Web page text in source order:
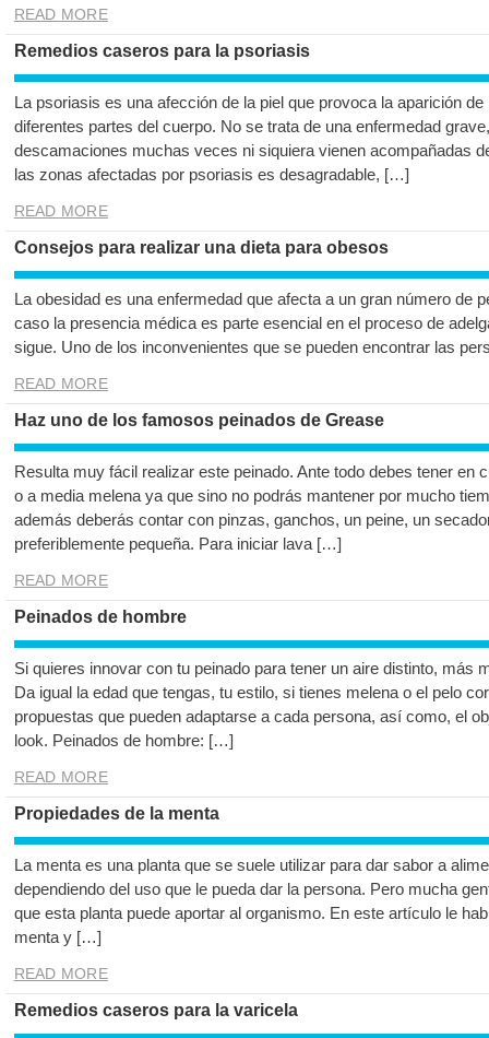
READ MORE
Remedios caseros para la psoriasis
La psoriasis es una afección de la piel que provoca la aparición
diferentes partes del cuerpo. No se trata de una enfermedad
descamaciones muchas veces ni siquiera vienen acompañadas
las zonas afectadas por psoriasis es desagradable, […]
READ MORE
Consejos para realizar una dieta para obesos
La obesidad es una enfermedad que afecta a un gran número de
caso la presencia médica es parte esencial en el proceso de
sigue. Uno de los inconvenientes que se pueden encontrar las
READ MORE
Haz uno de los famosos peinados de Grease
Resulta muy fácil realizar este peinado. Ante todo debes tener en
o a media melena ya que sino no podrás mantener por mucho
además deberás contar con pinzas, ganchos, un peine, un
preferiblemente pequeña. Para iniciar lava […]
READ MORE
Peinados de hombre
Si quieres innovar con tu peinado para tener un aire distinto, más
Da igual la edad que tengas, tu estilo, si tienes melena o el pelo
propuestas que pueden adaptarse a cada persona, así como, el
look. Peinados de hombre: […]
READ MORE
Propiedades de la menta
La menta es una planta que se suele utilizar para dar sabor a
dependiendo del uso que le pueda dar la persona. Pero mucha
que esta planta puede aportar al organismo. En este artículo le
menta y […]
READ MORE
Remedios caseros para la varicela